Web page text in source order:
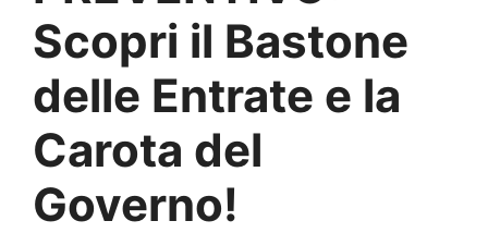
Scopri il Bastone
delle Entrate e la
Carota del
Governo!